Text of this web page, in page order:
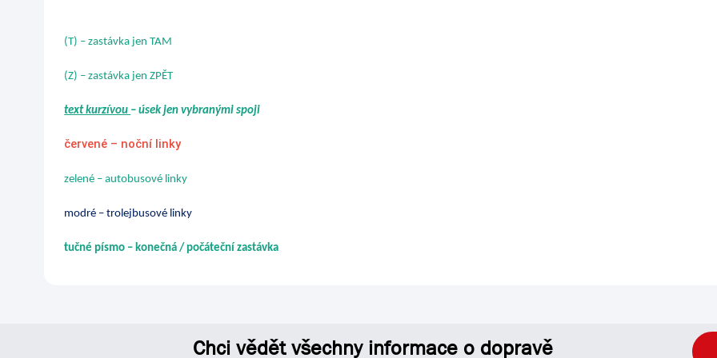
(T) – zastávka jen TAM
(Z) – zastávka jen ZPĚT
text kurzívou – úsek jen vybranými spoji
červené – noční linky
zelené – autobusové linky
modré – trolejbusové linky
tučné písmo – konečná / počáteční zastávka
Chci vědět všechny informace o dopravě